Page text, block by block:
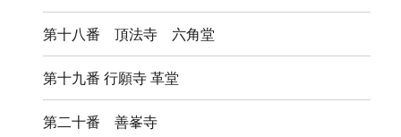
第十八番 頂法寺 六角堂
第十九番 行願寺 革堂
第二十番 善峯寺